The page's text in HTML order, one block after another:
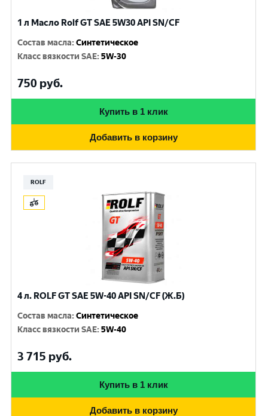
1 л Масло Rolf GT SAE 5W30 API SN/CF
Состав масла:Синтетическое
Класс вязкости SAE:5W-30
750 руб.
Купить в 1 клик
Добавить в корзину
ROLF
4 л. ROLF GT SAE 5W-40 API SN/CF (Ж.Б)
Состав масла:Синтетическое
Класс вязкости SAE:5W-40
3 715 руб.
Купить в 1 клик
Добавить в корзину